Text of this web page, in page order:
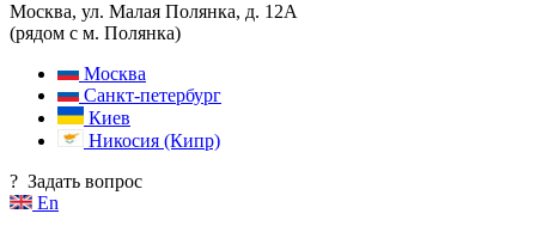
Москва, ул. Малая Полянка, д. 12А
(рядом с м. Полянка)
Москва
Санкт-петербург
Киев
Никосия (Кипр)
? Задать вопрос
En